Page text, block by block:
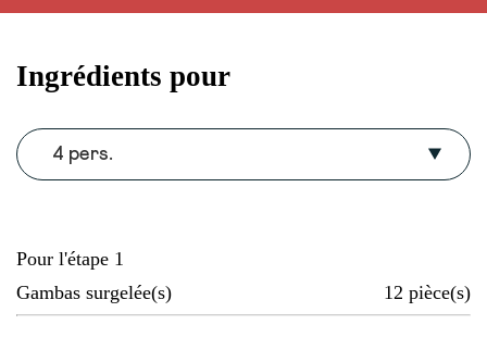
Ingrédients pour
4 pers.
Pour l'étape 1
Gambas surgelée(s)
12 pièce(s)